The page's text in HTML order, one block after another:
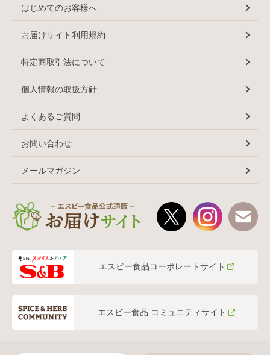
はじめてのお客様へ
お届けサイト利用規約
特定商取引法について
個人情報の取扱方針
よくあるご質問
お問い合わせ
メールマガジン
エスビー食品コーポレートサイト
エスビー食品 コミュニティサイト